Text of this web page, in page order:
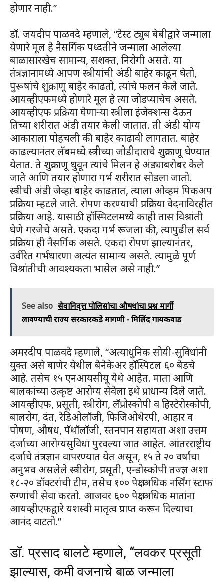
होणार नाही.”
डॉ. जयदीप पाळवदे म्हणाले, “टेस्ट ट्युब बेबीद्वारे जन्माला
येणारे मूल हे नैसर्गिक पध्दतीने जन्माला आलेल्या
बाळासारखेच सामान्य, सशक्त, निरोगी असते. या
तंत्रज्ञानामध्ये आपण स्त्रीयांची अंडी बाहेर काढून घेतो,
पुरूषांचे शुक्राणू बाहेर काढतो, त्यांचे फलन केले जाते.
आयव्हीएफमध्ये होणारे मूल हे त्या जोडप्याचेच असते.
आयव्हीएफ प्रक्रिया घेणार्‍या स्त्रीला इंजेक्शन्स देऊन
तिच्या शरीरात अंडी तयार केली जातात. ती अंडी योग्य
आकाराला पोहचली की बाहेर काढावी लागतात. बाहेर
काढल्यानंतर लॅबमध्ये स्त्रीच्या जोडीदाराचे शुक्राणू घेण्यात
येतात. ते शुक्राणू धुवून त्यांचे मिलन हे अंड्याबरोबर केले
जाते आणि तयार होणारा गर्भ शरीरात सोडला जातो.
स्त्रीची अंडी जेव्हा बाहेर काढतात, त्याला ओव्हम पिकअप
प्रक्रिया म्हटले जाते. रोपण करण्याची प्रक्रिया वेदनाविरहीत
प्रक्रिया आहे. यासाठी हॉस्पिटलमध्ये काही तास विश्रांती
घेणे गरजेचे असते. एकदा गर्भ रूजला की, त्यापुढील सर्व
प्रक्रिया ही नैसर्गिक असते. एकदा रोपण झाल्यानंतर,
उर्वरित गर्भधारणा अत्यंत सामान्य असते. त्यामुळे पूर्ण
विश्रांतीची आवश्यकता भासेल असे नाही.”
See also सेवानिवृत्त पोलिसांचा औषधांचा प्रश्न मार्गी
लावण्याची राज्य सरकारकडे मागणी - मिलिंद गायकवाड
अमरदीप पाळवदे म्हणाले, “अत्याधुनिक सोयी-सुविधांनी
युक्त असे बाणेर येथील बेनेकेअर हॉस्पिटल ६० बेडचे
आहे. तसेच १५ एनआयसीयू येथे आहेत. माता आणि
बालकांच्या उत्कृष्ट आरोग्य सेवेला इथे प्राधान्य दिले जाते.
आयव्हीएफ, प्रसूती, स्त्रीरोग, लॅप्रोस्कोपी व हिस्टेरोस्कोपी,
बालरोग, दंत, रेडिओलॉजी, फिजिओथेरपी, आहार व
पोषण, औषध, पॅथॉलॉजी, स्तनपान सहायता अशा उत्तम
दर्जाच्या आरोग्यसुविधा पुरवल्या जात आहेत. आंतरराष्ट्रीय
दर्जाचे तंत्रज्ञान वापरण्यात येत असून, १५ ते २० वर्षांचा
अनुभव असलेले स्त्रीरोग, प्रसूती, एन्डोस्कोपी तज्ज्ञ अशा
१८-२० डॉक्टरांची टीम, तसेच १०० पेक्षा अधिक नर्सिंग स्टाफ
रुग्णांची सेवा करतो. आजवर ६०० पेक्षा अधिक मातांना
आयव्हीएफद्वारे यशस्वी मातृत्व प्राप्त करून दिल्याचा
आनंद वाटतो.”
डॉ. प्रसाद बालटे म्हणाले, “लवकर प्रसूती
झाल्यास, कमी वजनाचे बाळ जन्माला